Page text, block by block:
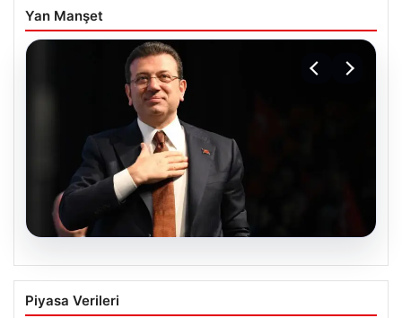
Yan Manşet
İBB Davası’nda yeni gelişme: Tahliye
kararı çıkmadı!
Piyasa Verileri